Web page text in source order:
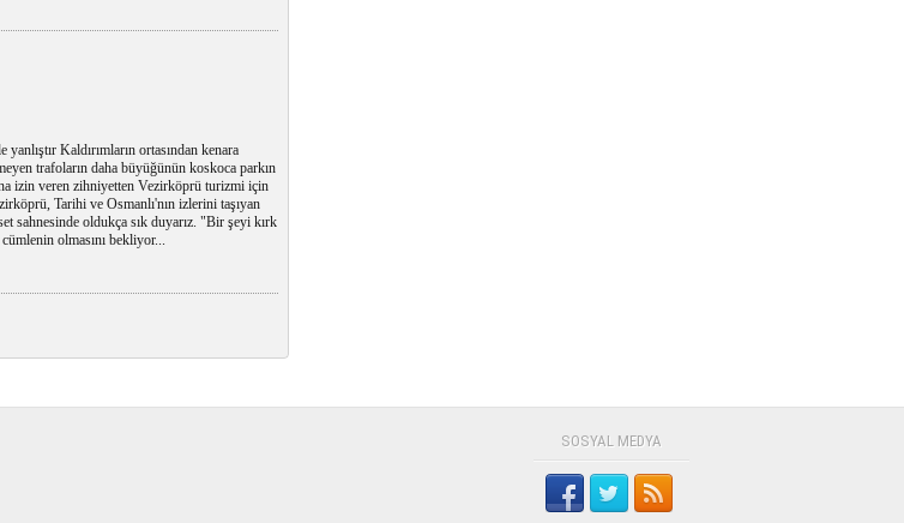
Kaldırımların ortasından kenara
trafoların daha büyüğünün koskoca parkın
izin veren zihniyetten Vezirköprü turizmi için
Tarihi ve Osmanlı'nın izlerini taşıyan
sahnesinde oldukça sık duyarız. "Bir şeyi kırk
olmasını bekliyor...
SOSYAL MEDYA